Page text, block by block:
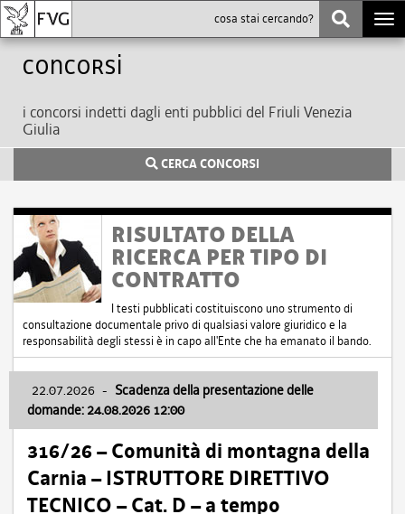
Concorsi
i concorsi indetti dagli enti pubblici del Friuli Venezia
Giulia
CERCA CONCORSI
RISULTATO DELLA
RICERCA PER TIPO DI
CONTRATTO
I testi pubblicati costituiscono uno strumento di
consultazione documentale privo di qualsiasi valore giuridico e la
responsabilità degli stessi è in capo all'Ente che ha emanato il bando.
22.07.2026 - Scadenza della presentazione delle
domande: 24.08.2026 12:00
316/26 – Comunità di montagna della
Carnia – ISTRUTTORE DIRETTIVO
TECNICO – Cat. D – a tempo